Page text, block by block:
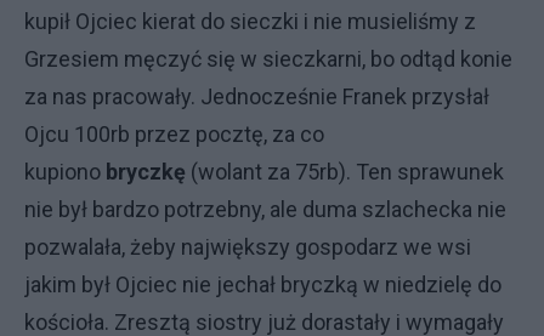
kupił Ojciec kierat do sieczki i nie musieliśmy z
Grzesiem męczyć się w sieczkarni, bo odtąd konie
za nas pracowały. Jednocześnie Franek przysłał
Ojcu 100rb przez pocztę, za co
kupiono bryczkę (wolant za 75rb). Ten sprawunek
nie był bardzo potrzebny, ale duma szlachecka nie
pozwalała, żeby największy gospodarz we wsi
jakim był Ojciec nie jechał bryczką w niedzielę do
kościoła. Zresztą siostry już dorastały i wymagały